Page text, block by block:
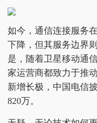
如今，通信连接服务
下降，但其服务边界
是，随着卫星移动通
家运营商都致力于推
新增长极，中国电信
820万。